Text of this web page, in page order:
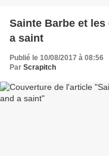
Sainte Barbe et
a saint
Publié le 10/08/2017 à 08:56
Par Scrapitch